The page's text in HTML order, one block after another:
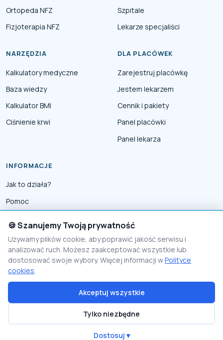
Ortopeda NFZ
Fizjoterapia NFZ
Szpitale
Lekarze specjaliści
NARZĘDZIA
Kalkulatory medyczne
Baza wiedzy
Kalkulator BMI
Ciśnienie krwi
DLA PLACÓWEK
Zarejestruj placówkę
Jestem lekarzem
Cennik i pakiety
Panel placówki
Panel lekarza
INFORMACJE
Jak to działa?
Pomoc
Reklama
Polityka prywatności
Polityka Cookies
© 2026 PomocnikMedyczny
Visio Lab - rozwiązania e-commerce
🍪 Szanujemy Twoją prywatność
Używamy plików cookie, aby poprawić jakość serwisu i
analizować ruch. Możesz zaakceptować wszystkie lub
dostosować swoje wybory. Więcej informacji wPolityce
cookies.
Akceptuj wszystkie
Tylko niezbędne
Dostosuj ▾